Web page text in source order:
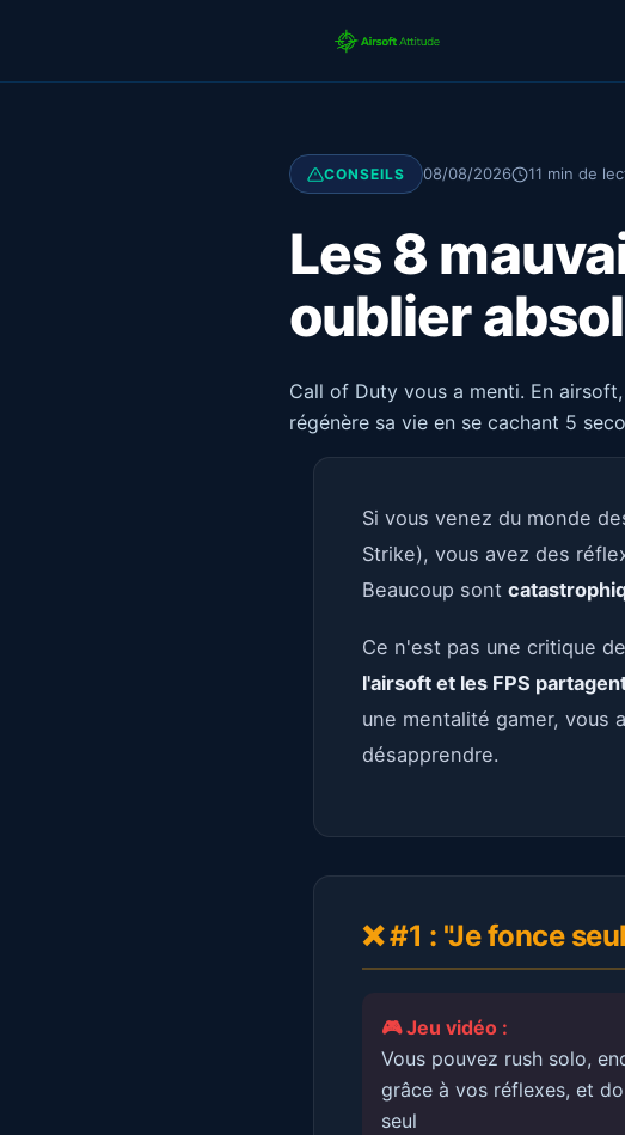
CONSEILS 08/08/2026 11 min de
Les 8
oublier
Call of Duty vous a menti. En
régénère sa vie en se cachant 5
Si vous venez du monde
Strike), vous avez des
Beaucoup sont
Ce n'est pas une critique
l'airsoft et les FPS
une mentalité gamer, vous
désapprendre.
❌ #1 : "Je fonce
🎮 Jeu vidéo :
Vous pouvez rush solo,
grâce à vos réflexes, et
seul